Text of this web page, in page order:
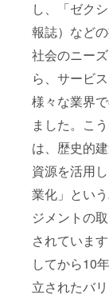
し、「ゼク
報誌）などの
社会のニー
ら、サービ
様々な業界
ました。こ
は、歴史的
資源を活用
業化」とい
ジメントの
されていま
してから10
立されたバ